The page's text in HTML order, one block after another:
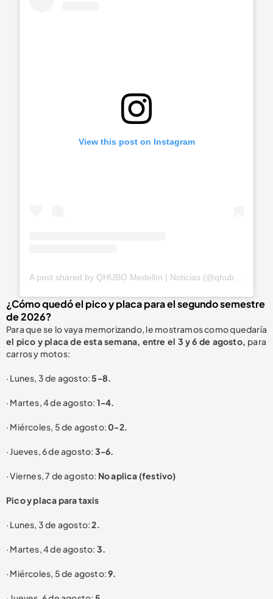
View this post on Instagram
A post shared by QHUBO Medellín | Noticias (@qhubomedallo)
¿Cómo quedó el pico y placa para el segundo semestre
de 2026?
Para que se lo vaya memorizando, le mostramos como quedaría
el pico y placa de esta semana, entre el 3 y 6 de agosto, para
carros y motos:
· Lunes, 3 de agosto:5-8.
· Martes, 4 de agosto: 1-4.
· Miércoles, 5 de agosto:0-2.
· Jueves, 6 de agosto: 3-6.
· Viernes, 7 de agosto: No aplica (festivo)
Pico y placa para taxis
· Lunes, 3 de agosto:2.
· Martes, 4 de agosto: 3.
· Miércoles, 5 de agosto:9.